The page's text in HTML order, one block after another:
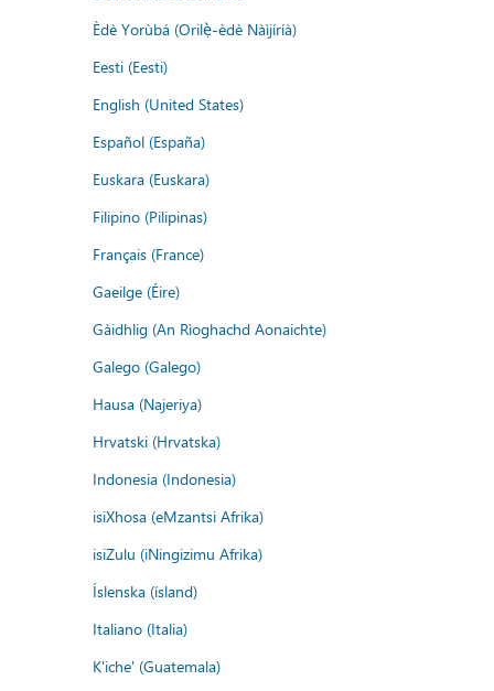
Èdè Yorùbá (Orilẹ̀-èdè Nàìjíríà)
Eesti (Eesti)
English (United States)
Español (España)
Euskara (Euskara)
Filipino (Pilipinas)
Français (France)
Gaeilge (Éire)
Gàidhlig (An Rìoghachd Aonaichte)
Galego (Galego)
Hausa (Najeriya)
Hrvatski (Hrvatska)
Indonesia (Indonesia)
isiXhosa (eMzantsi Afrika)
isiZulu (iNingizimu Afrika)
Íslenska (ísland)
Italiano (Italia)
K'iche' (Guatemala)